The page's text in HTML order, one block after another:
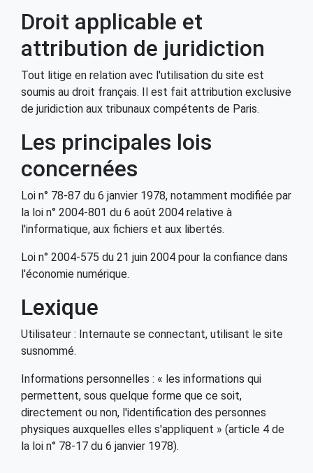
Droit applicable et
attribution de juridiction
Tout litige en relation avec l'utilisation du site est
soumis au droit français. Il est fait attribution exclusive
de juridiction aux tribunaux compétents de Paris.
Les principales lois
concernées
Loi n° 78-87 du 6 janvier 1978, notamment modifiée par
la loi n° 2004-801 du 6 août 2004 relative à
l'informatique, aux fichiers et aux libertés.
Loi n° 2004-575 du 21 juin 2004 pour la confiance dans
l'économie numérique.
Lexique
Utilisateur : Internaute se connectant, utilisant le site
susnommé.
Informations personnelles : « les informations qui
permettent, sous quelque forme que ce soit,
directement ou non, l'identification des personnes
physiques auxquelles elles s'appliquent » (article 4 de
la loi n° 78-17 du 6 janvier 1978).